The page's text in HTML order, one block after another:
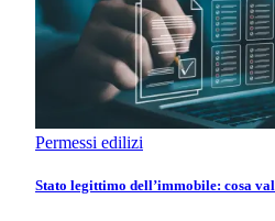
Permessi edilizi
Stato legittimo dell’immobile: cosa